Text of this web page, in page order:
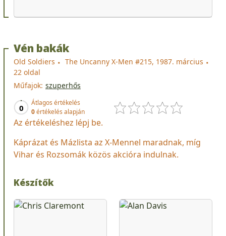
Vén bakák
Old Soldiers
The Uncanny X-Men #215, 1987. március
22 oldal
Műfajok: szuperhős
0
Átlagos értékelés
0értékelés alapján
Az értékeléshez lépj be.
Káprázat és Mázlista az X-Mennel maradnak, míg
Vihar és Rozsomák közös akcióra indulnak.
Készítők